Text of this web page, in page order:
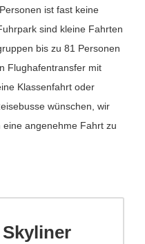
ist fast keine
sind kleine Fahrten
bis zu 81 Personen
Flughafentransfer mit
Klassenfahrt oder
wünschen, wir
angenehme Fahrt zu